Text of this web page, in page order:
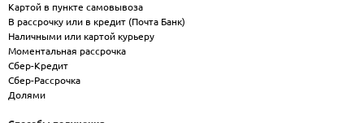
Картой в пункте самовывоза
В рассрочку или в кредит (Почта Банк)
Наличными или картой курьеру
Моментальная рассрочка
Сбер-Кредит
Сбер-Рассрочка
Долями